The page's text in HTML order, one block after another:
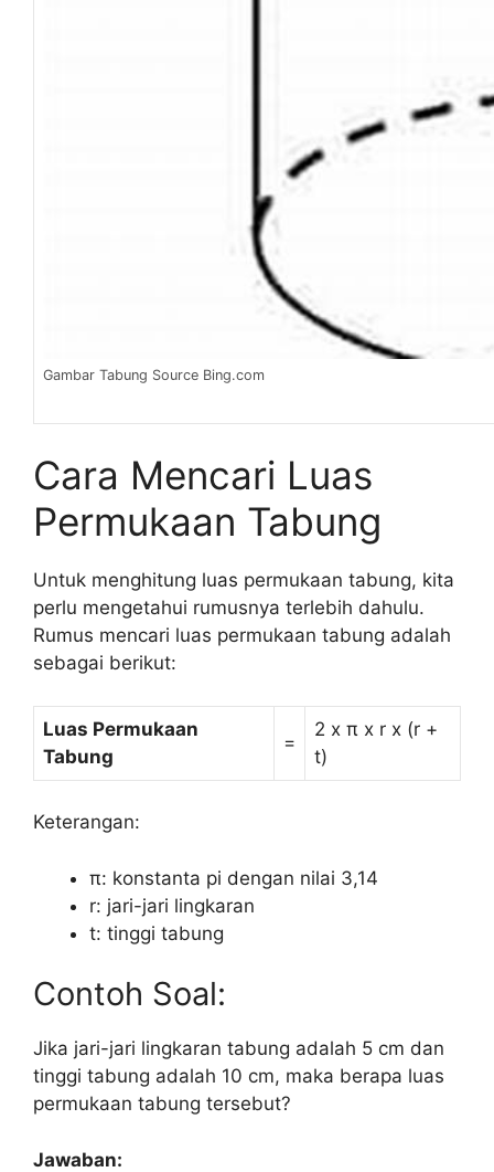
Gambar Tabung Source Bing.com
Cara Mencari Luas
Permukaan Tabung
Untuk menghitung luas permukaan tabung, kita
perlu mengetahui rumusnya terlebih dahulu.
Rumus mencari luas permukaan tabung adalah
sebagai berikut:
Luas Permukaan
Tabung
=
2 x π x r x (r +
t)
Keterangan:
π: konstanta pi dengan nilai 3,14
r: jari-jari lingkaran
t: tinggi tabung
Contoh Soal:
Jika jari-jari lingkaran tabung adalah 5 cm dan
tinggi tabung adalah 10 cm, maka berapa luas
permukaan tabung tersebut?
Jawaban: